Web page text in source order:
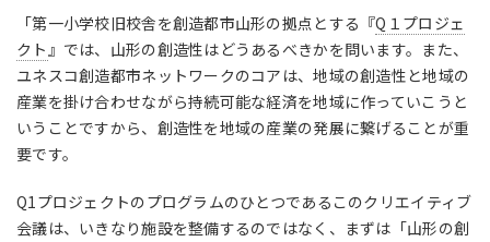
「第一小学校旧校舎を創造都市山形の拠点とする『Q１プロジェ
クト』では、山形の創造性はどうあるべきかを問います。また、
ユネスコ創造都市ネットワークのコアは、地域の創造性と地域の
産業を掛け合わせながら持続可能な経済を地域に作っていこうと
いうことですから、創造性を地域の産業の発展に繋げることが重
要です。
Q1プロジェクトのプログラムのひとつであるこのクリエイティブ
会議は、いきなり施設を整備するのではなく、まずは「山形の創